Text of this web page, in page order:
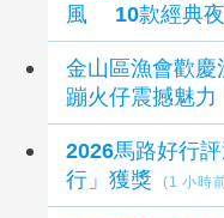
風 10款經典夜
金山區漁會歡
蹦火仔震撼魅
2026馬路好行
行」獲獎
(1 小時